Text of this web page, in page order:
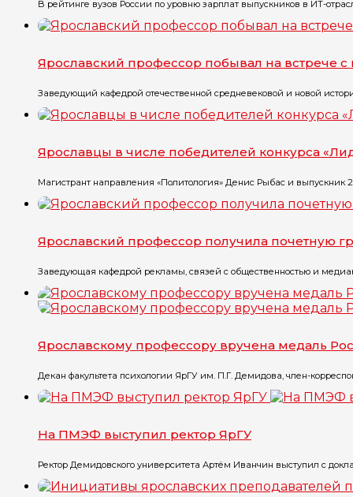
В рейтинге вузов России по уровню зарплат выпускников в ИТ-
Ярославский профессор побывал на встрече
Заведующий кафедрой отечественной средневековой и новой
Ярославцы в числе победителей конкурса
Магистрант направления «Политология» Денис Рыбас и выпускник
Ярославский профессор получила почетную
Заведующая кафедрой рекламы, связей с общественностью и
Ярославскому профессору вручена медаль
Декан факультета психологии ЯрГУ им. П.Г. Демидова, член-
На ПМЭФ выступил ректор ЯрГУ
Ректор Демидовского университета Артём Иванчин выступил с